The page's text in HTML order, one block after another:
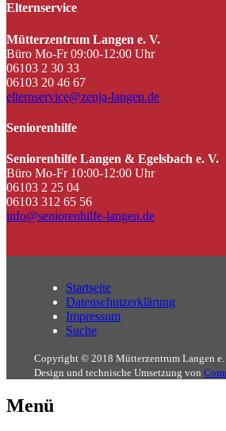
Elternservice
Mütterzentrum Langen e. V.
Büro Mo-Fr 09:00-12:00 Uhr
06103 2 30 33
06103 20 46 67
elternservice@zenja-langen.de
Seniorenhilfe
Seniorenhilfe Langen & Egelsbach e. V.
Büro Mo-Fr 10:00-12:00 Uhr
06103 2 25 04
06103 312 65 56
info@seniorenhilfe-langen.de
Startseite
Datenschutzerklärung
Impressum
Suche
Copyright © 2018 Mütterzentrum Langen
Design und technische Umsetzung von
Menü